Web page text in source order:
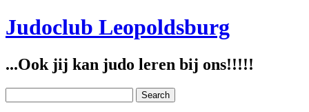
Judoclub Leopoldsburg
...Ook jij kan judo leren bij ons!!!!!